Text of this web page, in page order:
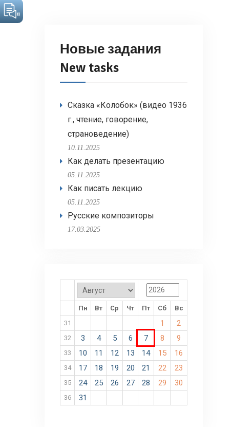
Новые задания
New tasks
Сказка «Колобок» (видео 1936
г., чтение, говорение,
страноведение)
10.11.2025
Как делать презентацию
05.11.2025
Как писать лекцию
05.11.2025
Русские композиторы
17.03.2025
Пн Вт Ср Чт Пт Сб
Вс
31
1 2
32 3 4 5 6 7 8 9
33 10 11 12 13 14 15 16
34 17 18 19 20 21 22 23
35 24 25 26 27 28 29 30
36 31